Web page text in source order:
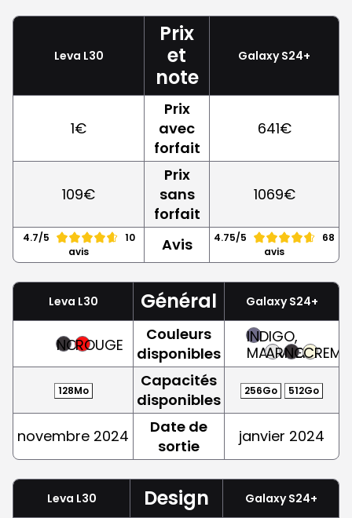
Leva L30
Prix
et
note
Galaxy S24+
1€
Prix
avec
forfait
641€
109€
Prix
sans
forfait
1069€
4.7/5
10
avis
Avis 4.75/5
68
avis
Leva L30 Général Galaxy S24+
NOIRROUGE
Couleurs
disponibles
INDIGO,
MAUVE
ARGENT
NOIRCREME
128Mo
Capacités
disponibles
256Go 512Go
novembre 2024
Date de
sortie
janvier 2024
Leva L30 Design Galaxy S24+